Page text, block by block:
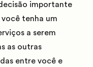
importante
tenha um
a serem
as outras
entre você e